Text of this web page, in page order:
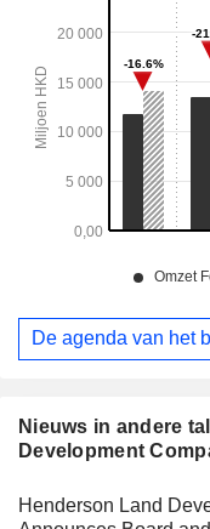
Nieuws in andere
Development
Henderson Land
De agenda van het